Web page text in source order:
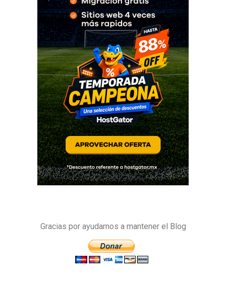
Gracias por ayudarnos a mantener el Blog